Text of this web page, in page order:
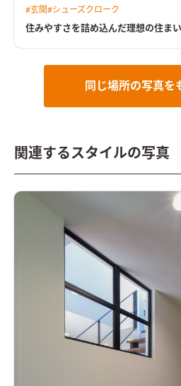
配を感じながら、作業することもでき
の脇には、グリーンカラーのニッチ
#玄関#シューズクローク
住みやすさを詰め込んだ理想の住まい
同じ場所の写真を
関連するスタイルの写真